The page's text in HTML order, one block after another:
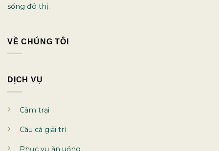
sống đô thị.
VỀ CHÚNG TÔI
DỊCH VỤ
Cắm trại
Câu cá giải trí
Phục vụ ăn uống